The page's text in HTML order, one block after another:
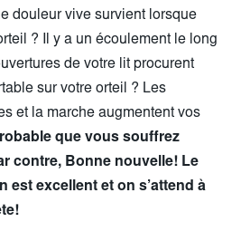
douleur vive survient lorsque
? Il y a un écoulement le long
de votre lit procurent
sur votre orteil ? Les
et la marche augmentent vos
que vous souffrez
contre, Bonne nouvelle! Le
est excellent et on s’attend à